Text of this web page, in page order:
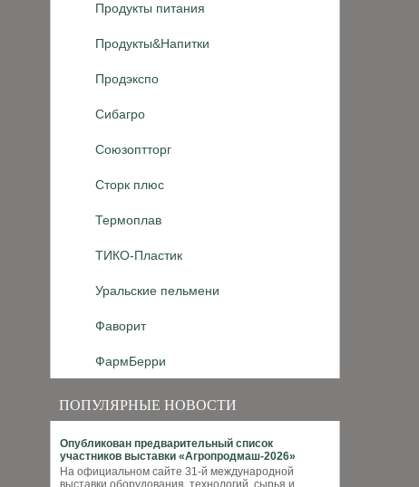
Продукты питания
Продукты&Напитки
Продэкспо
Сибагро
Союзоптторг
Сторк плюс
Термоплав
ТИКО-Пластик
Уральские пельмени
Фаворит
ФармБерри
ПОПУЛЯРНЫЕ НОВОСТИ
Опубликован предварительный список
участников выставки «Агропродмаш-2026»
На официальном сайте 31-й международной
выставки оборудования, технологий, сырья и